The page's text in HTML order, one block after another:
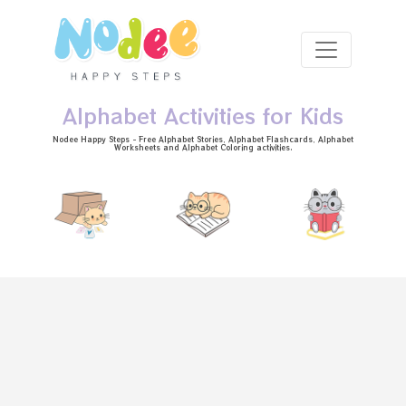
Alphabet Activities for Kids
Nodee Happy Steps - Free Alphabet Stories , Alphabet Flashcards , Alphabet
Worksheetsand Alphabet Coloring activities.
Skip to main content